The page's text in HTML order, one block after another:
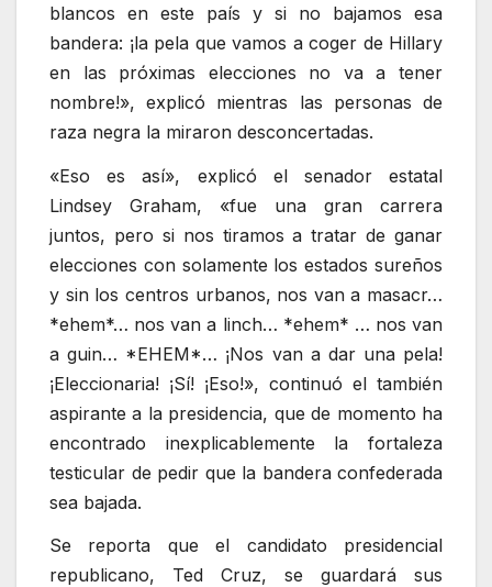
blancos en este país y si no bajamos esa
bandera: ¡la pela que vamos a coger de Hillary
en las próximas elecciones no va a tener
nombre!», explicó mientras las personas de
raza negra la miraron desconcertadas.
«Eso es así», explicó el senador estatal
Lindsey Graham, «fue una gran carrera
juntos, pero si nos tiramos a tratar de ganar
elecciones con solamente los estados sureños
y sin los centros urbanos, nos van a masacr…
*ehem*… nos van a linch… *ehem* … nos van
a guin… *EHEM*… ¡Nos van a dar una pela!
¡Eleccionaria! ¡Sí! ¡Eso!», continuó el también
aspirante a la presidencia, que de momento ha
encontrado inexplicablemente la fortaleza
testicular de pedir que la bandera confederada
sea bajada.
Se reporta que el candidato presidencial
republicano, Ted Cruz, se guardará sus